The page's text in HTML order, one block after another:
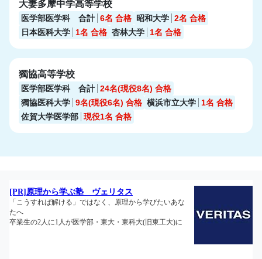
大妻多摩中学高等学校
医学部医学科 合計 6名 合格 昭和大学 2名 合格
日本医科大学 1名 合格 杏林大学 1名 合格
獨協高等学校
医学部医学科 合計 24名(現役8名) 合格
獨協医科大学 9名(現役6名) 合格 横浜市立大学 1名 合格
佐賀大学医学部 現役1名 合格